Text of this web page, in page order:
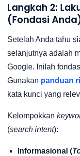
Langkah 2:
(Fondasi
Setelah Anda tahu
selanjutnya adalah
Google. Inilah
Gunakan panduan
kata kunci yang
Kelompokkan
(search intent):
Informasional (